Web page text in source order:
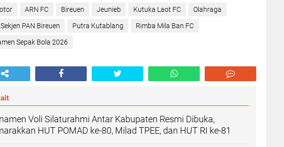
ARN FC Bireuen Jeunieb Kutuka Laot FC Olahraga
PAN Bireuen Putra Kutablang Rimba Mila Ban FC
Sepak Bola 2026
Voli Silaturahmi Antar Kabupaten Resmi Dibuka,
HUT POMAD ke-80, Milad TPEE, dan HUT RI ke-81